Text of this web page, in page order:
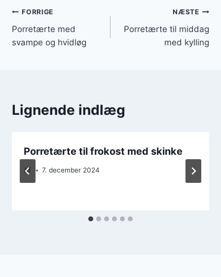
Indlægsnavigation
FORRIGE
Porretærte med
svampe og hvidløg
NÆSTE
Porretærte til middag
med kylling
Lignende indlæg
Porretærte til frokost med skinke
Af 7. december 2024